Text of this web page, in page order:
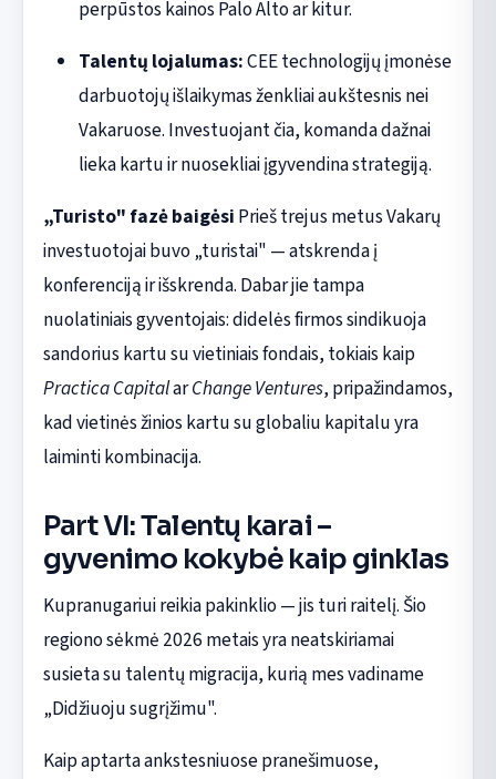
perpūstos kainos Palo Alto ar kitur.
Talentų lojalumas:CEE technologijų įmonėse
darbuotojų išlaikymas ženkliai aukštesnis nei
Vakaruose. Investuojant čia, komanda dažnai
lieka kartu ir nuosekliai įgyvendina strategiją.
„Turisto" fazė baigėsi Prieš trejus metus Vakarų
investuotojai buvo „turistai" — atskrenda į
konferenciją ir išskrenda. Dabar jie tampa
nuolatiniais gyventojais: didelės firmos sindikuoja
sandorius kartu su vietiniais fondais, tokiais kaip
Practica CapitalarChange Ventures, pripažindamos,
kad vietinės žinios kartu su globaliu kapitalu yra
laiminti kombinacija.
Part VI: Talentų karai –
gyvenimo kokybė kaip ginklas
Kupranugariui reikia pakinklio — jis turi raitelį. Šio
regiono sėkmė 2026 metais yra neatskiriamai
susieta su talentų migracija, kurią mes vadiname
„Didžiuoju sugrįžimu".
Kaip aptarta ankstesniuose pranešimuose,